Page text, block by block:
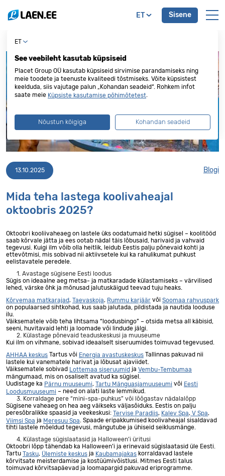
ET Sisene
13.10.2025 Blogi
Mida teha lastega koolivaheajal
oktoobris 2025?
Oktoobri kooliivaheaeg on lastele üks oodatumaid hetki sügisel – koolitööd
saab kõrvale jätta ja ees ootab nädal täis lõbusaid, harivaid ja vahvaid
tegevusi. Kuigi ilm võib olla heitlik, leidub Eestis palju põnevaid kohti ja
ettevõtmisi, mis sobivad nii aktiivsetele kui ka rahulikumat puhkust
eelistavatele peredele.
1. Avastage sügisene Eesti loodus
Sügis on ideaalne aeg metsa- ja matkaradade külastamiseks – värvilised
lehed, värske õhk ja mõnusad jalutuskäigud teevad tuju heaks.
Kõrvemaa matkarajad, Taevaskoja, Rummu karjäär või Soomaa rahvuspark
on populaarsed sihtkohad, kus saab jalutada, pildistada ja nautida looduse
ilu.
Väiksematele võib teha lihtsama “loodusbingo” – otsida metsa all käbisid,
seeni, huvitavaid lehti ja loomade või lindude jälgi.
2. Külastage põnevaid teaduskeskusi ja muuseume
Kui ilm on vihmane, sobivad ideaalselt siseruumides toimuvad tegevused.
AHHAA keskus Tartus või Energia avastuskeskus Tallinnas pakuvad nii
lastele kui vanematele harivat ja lõbusat ajaviidet.
Väiksematele sobivad Lottemaa siseruumid ja Vembu-Tembumaa
mängumaad, mis on osaliselt avatud ka sügisel.
Uudistage ka Pärnu muuseumi, Tartu Mänguasjamuuseumi või Eesti
Loodusmuuseumi – need on alati laste lemmikud.
3. Korraldage pere “mini-spa-puhkus” või lõõgastav nädalalõpp
Sügisene vaheaeg on hea aeg väikseks väljasõiduks. Eestis on palju
peresõbralikke spaasid ja veekeskusi: Tervise Paradiis, Kalev Spa, V Spa,
Viimsi Spa ja Meresuu Spa . Spaade eripakkumised koolivaheajal sisaldavad
tihti lastele mõeldud tegevusi, mängutube ja ühiseid seiklusmänge.
4. Külastage sügislaatasid ja Halloween’i üritusi
Oktoobri lõpp tähendab ka Halloween’i ja erinevaid sügislaatasid üle Eesti.
Tartu Tasku, Ülemiste keskus ja Kaubamajakas korraldavad lastele
kõrvitsate meisterdamise ja kostüümivõistlusi. Mitmes Eesti talus
toimuvad kõrvitsapäevad ja loomapargid pakuvad eriprogramme.
ET
See veebileht kasutab küpsiseid
Placet Group OÜ kasutab küpsiseid sirvimise parandamiseks ning
meie toodete ja teenuste kvaliteedi tõstmiseks. Võite küpsistest
keelduda, siis vajutage palun „Kohandan seadeid“. Rohkem infot
saate meie Küpsiste kasutamise põhimõtetest.
Nõustun kõigiga Kohandan seadeid